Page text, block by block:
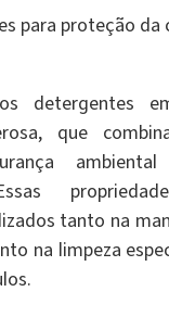
para proteção da
detergentes
que
tanto na
na limpeza